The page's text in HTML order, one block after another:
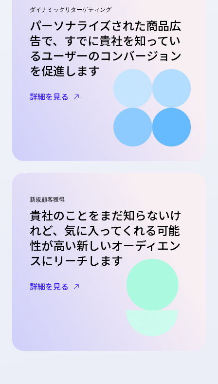
ダイナミックリターゲティング
パーソナライズされた商品広
告で、すでに貴社を知ってい
るユーザーのコンバージョン
を促進します
詳細を見る
新規顧客獲得
貴社のことをまだ知らないけ
れど、気に入ってくれる可能
性が高い新しいオーディエン
スにリーチします
詳細を見る